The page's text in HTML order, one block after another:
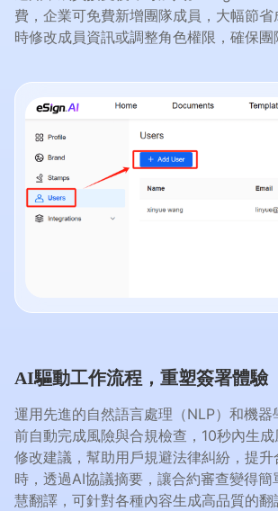
費，企業可免費新增團隊成員，大幅節
時修改成員資訊或調整角色權限，確保團
AI驅動工作流程，重塑簽署體驗
運用先進的自然語言處理（NLP）和機器
前自動完成風險與合規檢查，10秒內生
修改建議，幫助用戶規避法律糾紛，提
時，透過AI協議摘要，讓合約審查變得簡
慧翻譯，可針對各種內容生成高品質的